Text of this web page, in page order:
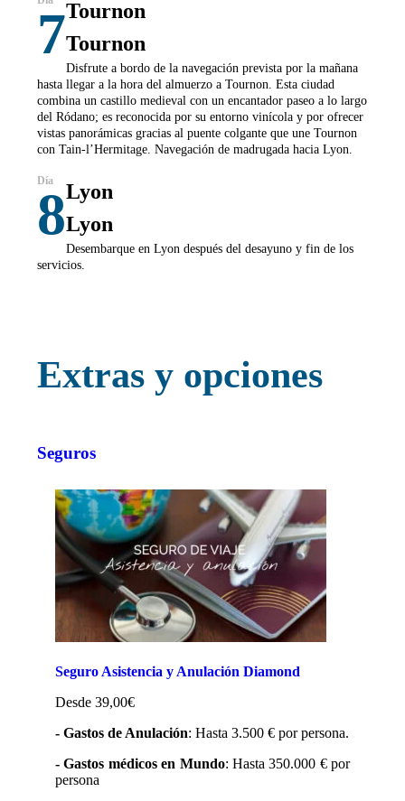
7Tournon
Tournon
Disfrute a bordo de la navegación prevista por la mañana
hasta llegar a la hora del almuerzo a Tournon. Esta ciudad
combina un castillo medieval con un encantador paseo a lo largo
del Ródano; es reconocida por su entorno vinícola y por ofrecer
vistas panorámicas gracias al puente colgante que une Tournon
con Tain-l’Hermitage. Navegación de madrugada hacia Lyon.
8Lyon
Lyon
Desembarque en Lyon después del desayuno y fin de los
servicios.
Extras y opciones
Seguros
Seguro Asistencia y Anulación Diamond
Desde 39,00€
- Gastos de Anulación: Hasta 3.500 € por persona.
- Gastos médicos en Mundo: Hasta 350.000 € por
persona